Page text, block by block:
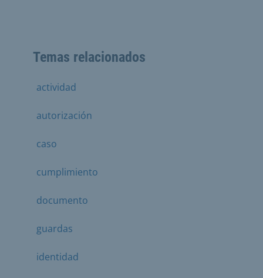
Temas relacionados
actividad
autorización
caso
cumplimiento
documento
guardas
identidad